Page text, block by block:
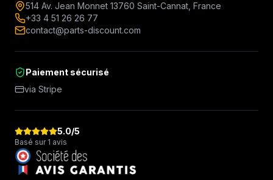
514 Av. Jean Monnet 13760 Saint-Cannat, France
+33 4 51 26 26 77
contact@parts-discount.com
Paiement sécurisé
via Stripe
5.0/5
Basé sur 1 avis